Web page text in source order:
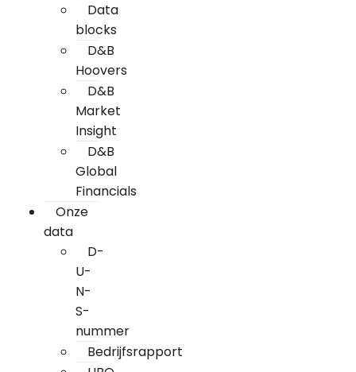
Data
blocks
D&B
Hoovers
D&B
Market
Insight
D&B
Global
Financials
Onze
data
D-
U-
N-
S-
nummer
Bedrijfsrapport